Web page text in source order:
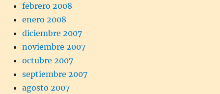
febrero 2008
enero 2008
diciembre 2007
noviembre 2007
octubre 2007
septiembre 2007
agosto 2007